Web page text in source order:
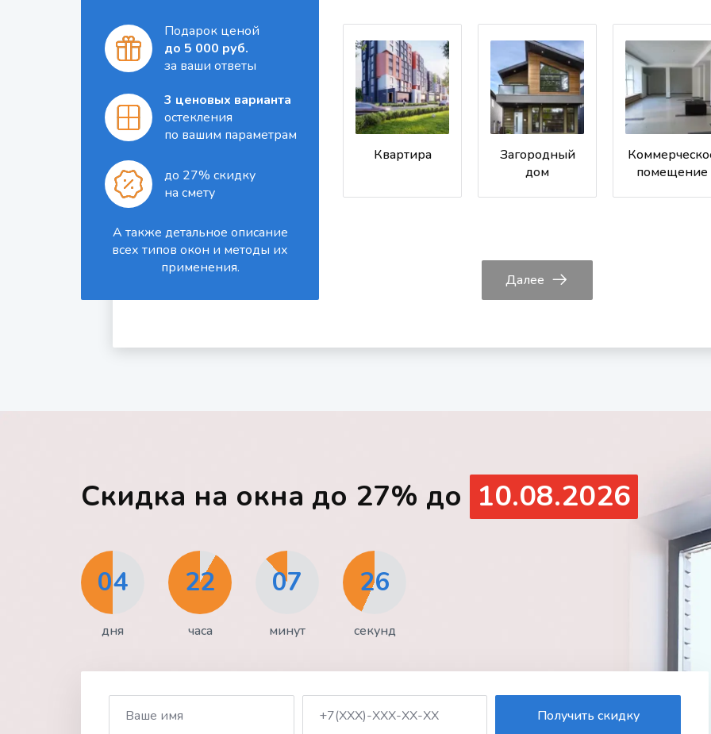
Подарок ценой
до 5 000 руб.
за ваши ответы
3 ценовых варианта
остекления
по вашим параметрам
до 27% скидку
на смету
А также детальное описание
всех типов окон и методы их
применения.
Квартира
Загородный
дом
помещение
Далее
Скидка на окна до 27% до 10.08.2026
04
дня
22
часа
07
минут
24
секунды
Получить скидку